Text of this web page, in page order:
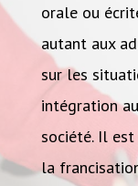
orale ou
autant aux
sur les
intégration
société. Il
la